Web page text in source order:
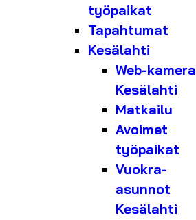
työpaikat
Tapahtumat
Kesälahti
Web-kamera
Kesälahti
Matkailu
Avoimet
työpaikat
Vuokra-
asunnot
Kesälahti